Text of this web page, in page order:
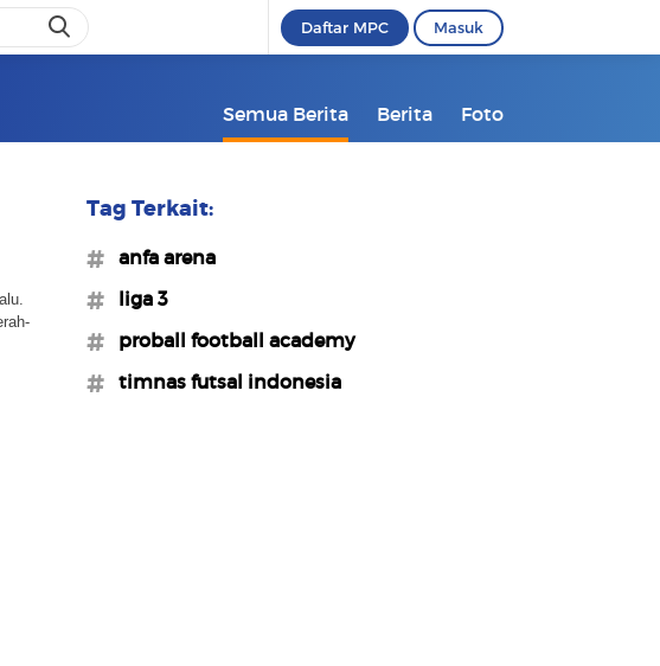
Daftar MPC Masuk
Semua Berita Berita Foto
Tag Terkait:
#anfa arena
#liga 3
#proball football academy
#timnas futsal indonesia